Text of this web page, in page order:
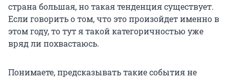
страна большая, но такая тенденция существует.
Если говорить о том, что это произойдет именно в
этом году, то тут я такой категоричностью уже
вряд ли похвастаюсь.
Понимаете, предсказывать такие события не